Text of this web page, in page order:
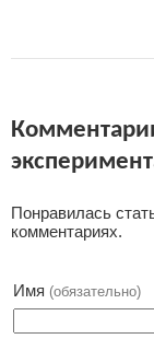
Понравилась
комментариях.
Имя (обязательно)